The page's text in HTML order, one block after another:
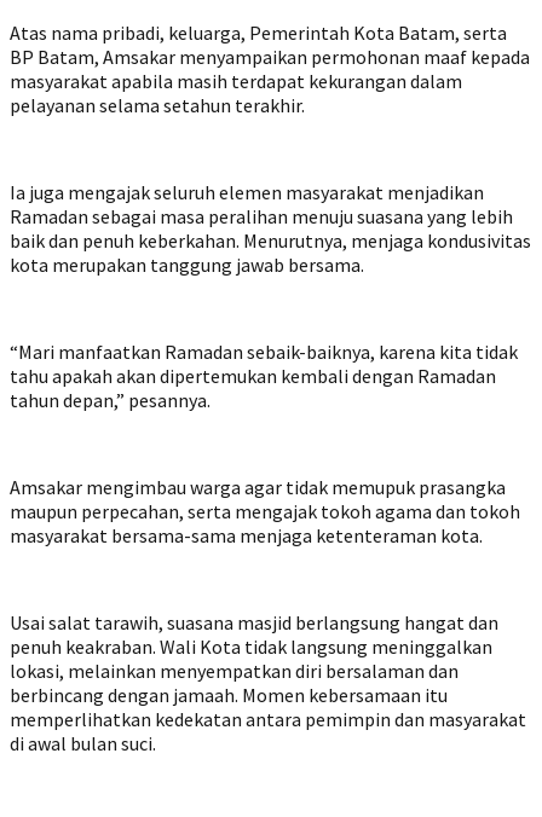
Atas nama pribadi, keluarga, Pemerintah Kota Batam, serta
BP Batam, Amsakar menyampaikan permohonan maaf kepada
masyarakat apabila masih terdapat kekurangan dalam
pelayanan selama setahun terakhir.
Ia juga mengajak seluruh elemen masyarakat menjadikan
Ramadan sebagai masa peralihan menuju suasana yang lebih
baik dan penuh keberkahan. Menurutnya, menjaga kondusivitas
kota merupakan tanggung jawab bersama.
“Mari manfaatkan Ramadan sebaik-baiknya, karena kita tidak
tahu apakah akan dipertemukan kembali dengan Ramadan
tahun depan,” pesannya.
Amsakar mengimbau warga agar tidak memupuk prasangka
maupun perpecahan, serta mengajak tokoh agama dan tokoh
masyarakat bersama-sama menjaga ketenteraman kota.
Usai salat tarawih, suasana masjid berlangsung hangat dan
penuh keakraban. Wali Kota tidak langsung meninggalkan
lokasi, melainkan menyempatkan diri bersalaman dan
berbincang dengan jamaah. Momen kebersamaan itu
memperlihatkan kedekatan antara pemimpin dan masyarakat
di awal bulan suci.